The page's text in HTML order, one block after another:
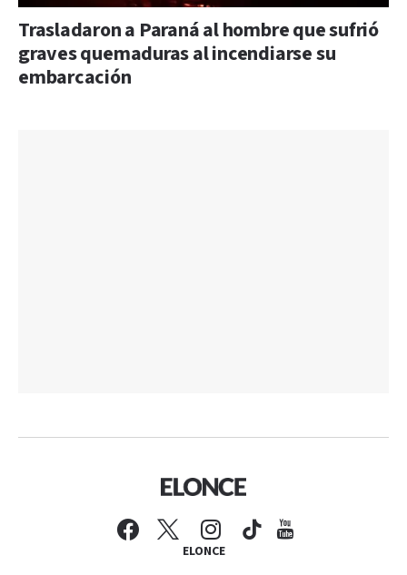
Trasladaron a Paraná al hombre que sufrió
graves quemaduras al incendiarse su
embarcación
ELONCE